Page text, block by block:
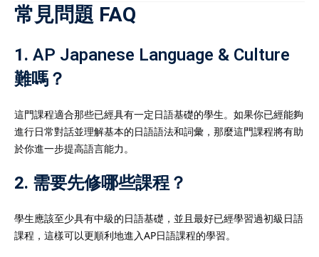
常見問題 FAQ
1. AP Japanese Language & Culture
難嗎？
這門課程適合那些已經具有一定日語基礎的學生。如果你已經能夠
進行日常對話並理解基本的日語語法和詞彙，那麼這門課程將有助
於你進一步提高語言能力。
2. 需要先修哪些課程？
學生應該至少具有中級的日語基礎，並且最好已經學習過初級日語
課程，這樣可以更順利地進入AP日語課程的學習。